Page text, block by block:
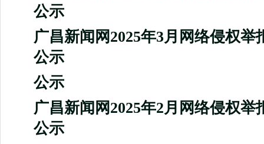
公示
广昌新闻网2025年3月网络侵权举
公示
公示
广昌新闻网2025年2月网络侵权举
公示